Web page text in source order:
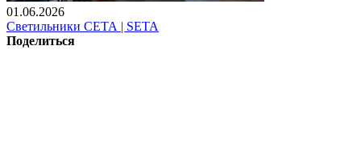
01.06.2026
Светильники СЕТА | SETA
Поделиться